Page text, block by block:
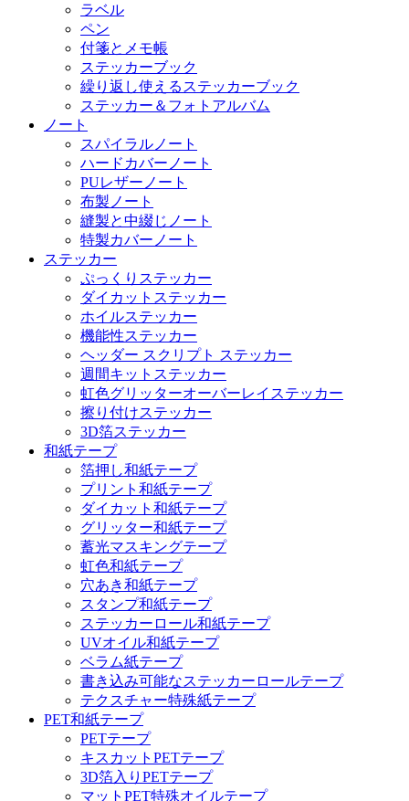
ラベル
ペン
付箋とメモ帳
ステッカーブック
繰り返し使えるステッカーブック
ステッカー＆フォトアルバム
ノート
スパイラルノート
ハードカバーノート
PUレザーノート
布製ノート
縫製と中綴じノート
特製カバーノート
ステッカー
ぷっくりステッカー
ダイカットステッカー
ホイルステッカー
機能性ステッカー
ヘッダー スクリプト ステッカー
週間キットステッカー
虹色グリッターオーバーレイステッカー
擦り付けステッカー
3D箔ステッカー
和紙テープ
箔押し和紙テープ
プリント和紙テープ
ダイカット和紙テープ
グリッター和紙テープ
蓄光マスキングテープ
虹色和紙テープ
穴あき和紙テープ
スタンプ和紙テープ
ステッカーロール和紙テープ
UVオイル和紙テープ
ベラム紙テープ
書き込み可能なステッカーロールテープ
テクスチャー特殊紙テープ
PET和紙テープ
PETテープ
キスカットPETテープ
3D箔入りPETテープ
マットPET特殊オイルテープ